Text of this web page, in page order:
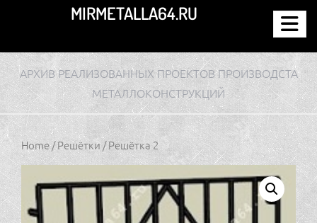
содержимому
MIRMETALLA64.RU
АРХИВ РЕАЛИЗОВАННЫХ ПРОЕКТОВ ПРОИЗВОДСТА
МЕТАЛЛОКОНСТРУКЦИЙ
Home/Решётки / Решётка 2